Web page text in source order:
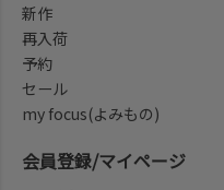
新作
再入荷
予約
セール
my focus(よみもの)
会員登録/マイページ